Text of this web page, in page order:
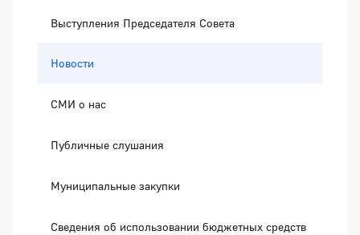
Выступления Председателя Совета
Новости
СМИ о нас
Публичные слушания
Муниципальные закупки
Сведения об использовании бюджетных средств